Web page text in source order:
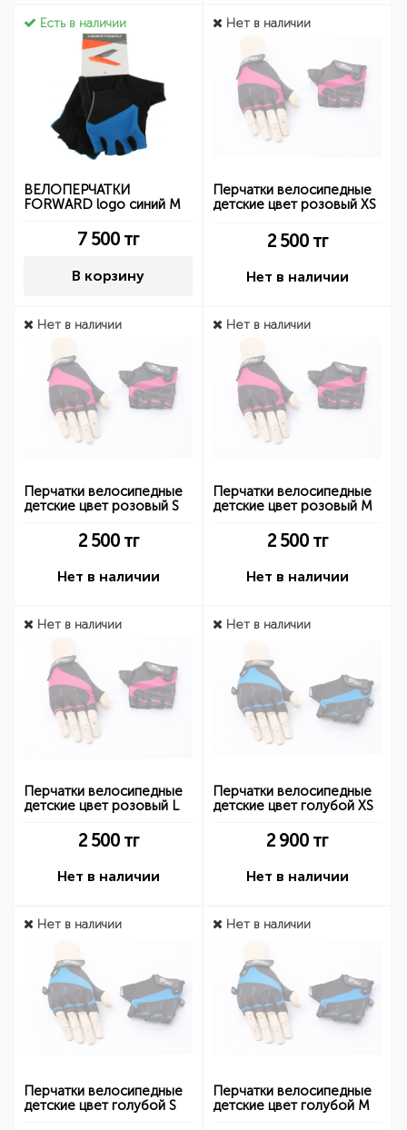
Есть в наличии
ВЕЛОПЕРЧАТКИ
FORWARD logo синий M
7 500 тг
В корзину
Нет в наличии
Перчатки велосипедные
детские цвет розовый XS
2 500тг
Нет в наличии
Нет в наличии
Перчатки велосипедные
детские цвет розовый S
2 500тг
Нет в наличии
Нет в наличии
Перчатки велосипедные
детские цвет розовый M
2 500тг
Нет в наличии
Нет в наличии
Перчатки велосипедные
детские цвет розовый L
2 500тг
Нет в наличии
Нет в наличии
Перчатки велосипедные
детские цвет голубой XS
2 900 тг
Нет в наличии
Нет в наличии
Перчатки велосипедные
детские цвет голубой S
Нет в наличии
Перчатки велосипедные
детские цвет голубой M